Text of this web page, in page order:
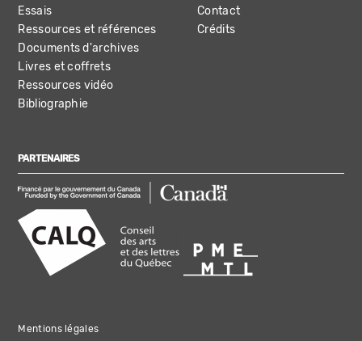
Essais
Ressources et références
Documents d'archives
Livres et coffrets
Ressources vidéo
Bibliographie
Contact
Crédits
PARTENAIRES
Mentions légales